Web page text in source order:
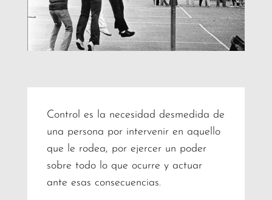
Control es la necesidad desmedida de
una persona por intervenir en aquello
que le rodea, por ejercer un poder
sobre todo lo que ocurre y actuar
ante esas consecuencias.